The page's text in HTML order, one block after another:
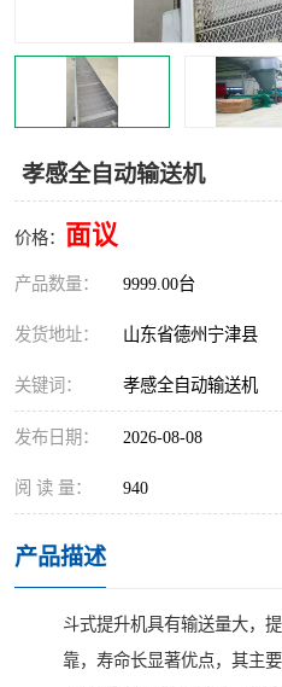
孝感全自动输送机
价格： 面议
产品数量： 9999.00台
发货地址： 山东省德州宁津县
关键词： 孝感全自动输送机
发布日期： 2026-08-08
阅 读 量： 940
产品描述
斗式提升机具有输送量大，
靠，寿命长显著优点，其主
塑料撕碎机